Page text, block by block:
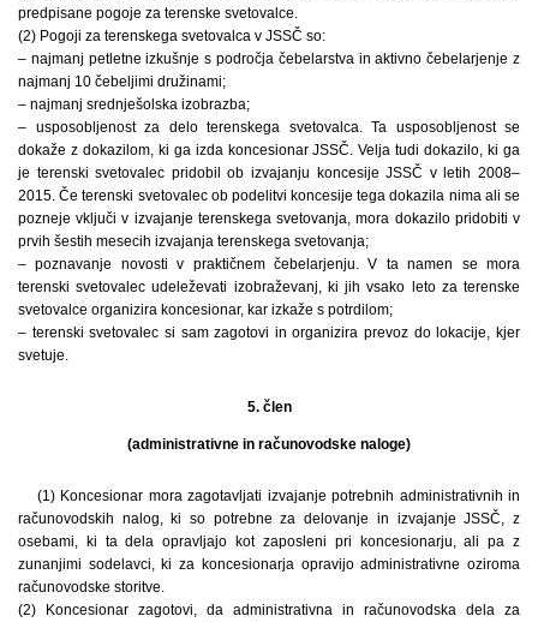
predpisane pogoje za terenske svetovalce.
(2) Pogoji za terenskega svetovalca v JSSČ so:
– najmanj petletne izkušnje s področja čebelarstva in aktivno čebelarjenje z
najmanj 10 čebeljimi družinami;
– najmanj srednješolska izobrazba;
– usposobljenost za delo terenskega svetovalca. Ta usposobljenost se
dokaže z dokazilom, ki ga izda koncesionar JSSČ. Velja tudi dokazilo, ki ga
je terenski svetovalec pridobil ob izvajanju koncesije JSSČ v letih 2008–
2015. Če terenski svetovalec ob podelitvi koncesije tega dokazila nima ali se
pozneje vključi v izvajanje terenskega svetovanja, mora dokazilo pridobiti v
prvih šestih mesecih izvajanja terenskega svetovanja;
– poznavanje novosti v praktičnem čebelarjenju. V ta namen se mora
terenski svetovalec udeleževati izobraževanj, ki jih vsako leto za terenske
svetovalce organizira koncesionar, kar izkaže s potrdilom;
– terenski svetovalec si sam zagotovi in organizira prevoz do lokacije, kjer
svetuje.
5. člen
(administrativne in računovodske naloge)
(1) Koncesionar mora zagotavljati izvajanje potrebnih administrativnih in
računovodskih nalog, ki so potrebne za delovanje in izvajanje JSSČ, z
osebami, ki ta dela opravljajo kot zaposleni pri koncesionarju, ali pa z
zunanjimi sodelavci, ki za koncesionarja opravijo administrativne oziroma
računovodske storitve.
(2) Koncesionar zagotovi, da administrativna in računovodska dela za